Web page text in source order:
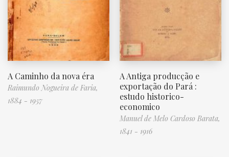
A Caminho da nova éra
Raimundo Nogueira de Faria,
1884 - 1957
A Antiga producção e
exportação do Pará :
estudo historico-
economico
Manuel de Melo Cardoso Barata,
1841 - 1916